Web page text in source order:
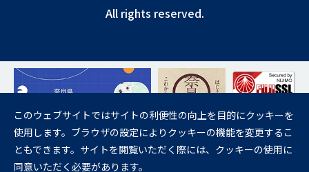
All rights reserved.
飲酒は20歳になってから。
妊娠中や授乳期の飲酒は、胎児・乳児の発育に悪影響を与えるおそれが
あります。
このウェブサイトではサイトの利便性の向上を目的にクッキーを
使用します。ブラウザの設定によりクッキーの機能を変更するこ
ともできます。サイトを閲覧いただく際には、クッキーの使用に
同意いただく必要があります。